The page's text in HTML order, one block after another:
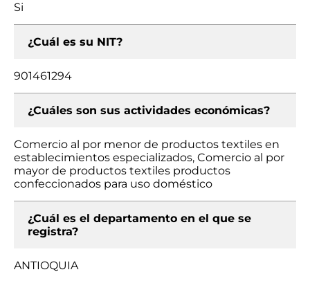
Si
¿Cuál es su NIT?
901461294
¿Cuáles son sus actividades económicas?
Comercio al por menor de productos textiles en
establecimientos especializados, Comercio al por
mayor de productos textiles productos
confeccionados para uso doméstico
¿Cuál es el departamento en el que se
registra?
ANTIOQUIA